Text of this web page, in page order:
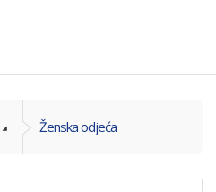
Ženska odjeća